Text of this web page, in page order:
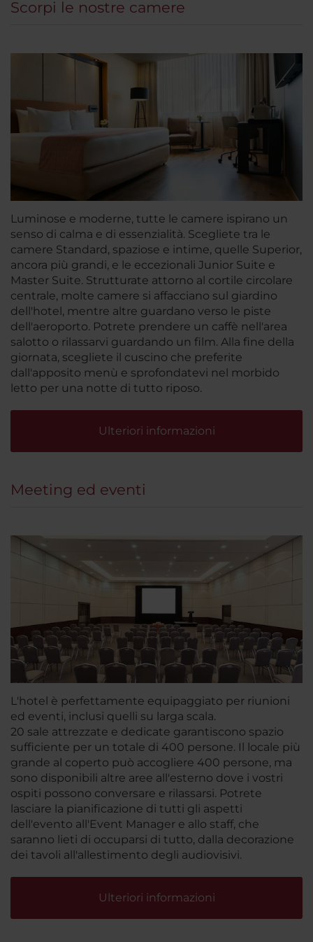
Scorpi le nostre camere
Luminose e moderne, tutte le camere ispirano un
senso di calma e di essenzialità. Scegliete tra le
camere Standard, spaziose e intime, quelle Superior,
ancora più grandi, e le eccezionali Junior Suite e
Master Suite. Strutturate attorno al cortile circolare
centrale, molte camere si affacciano sul giardino
dell'hotel, mentre altre guardano verso le piste
dell'aeroporto. Potrete prendere un caffè nell'area
salotto o rilassarvi guardando un film. Alla fine della
giornata, scegliete il cuscino che preferite
dall'apposito menù e sprofondatevi nel morbido
letto per una notte di tutto riposo.
Ulteriori informazioni
Meeting ed eventi
L'hotel è perfettamente equipaggiato per riunioni
ed eventi, inclusi quelli su larga scala.
20 sale attrezzate e dedicate garantiscono spazio
sufficiente per un totale di 400 persone. Il locale più
grande al coperto può accogliere 400 persone, ma
sono disponibili altre aree all'esterno dove i vostri
ospiti possono conversare e rilassarsi. Potrete
lasciare la pianificazione di tutti gli aspetti
dell'evento all'Event Manager e allo staff, che
saranno lieti di occuparsi di tutto, dalla decorazione
dei tavoli all'allestimento degli audiovisivi.
Ulteriori informazioni